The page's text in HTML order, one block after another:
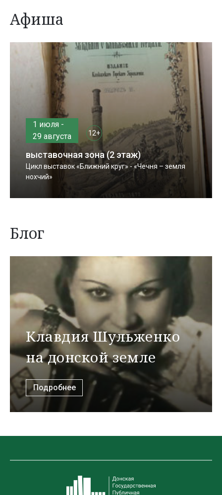
Афиша
1 июля -
29 августа
12+
выставочная зона (2 этаж)
Цикл выставок «Ближний круг» - «Чечня – земля
нохчий»
Блог
Клавдия Шульженко
на донской земле
Подробнее